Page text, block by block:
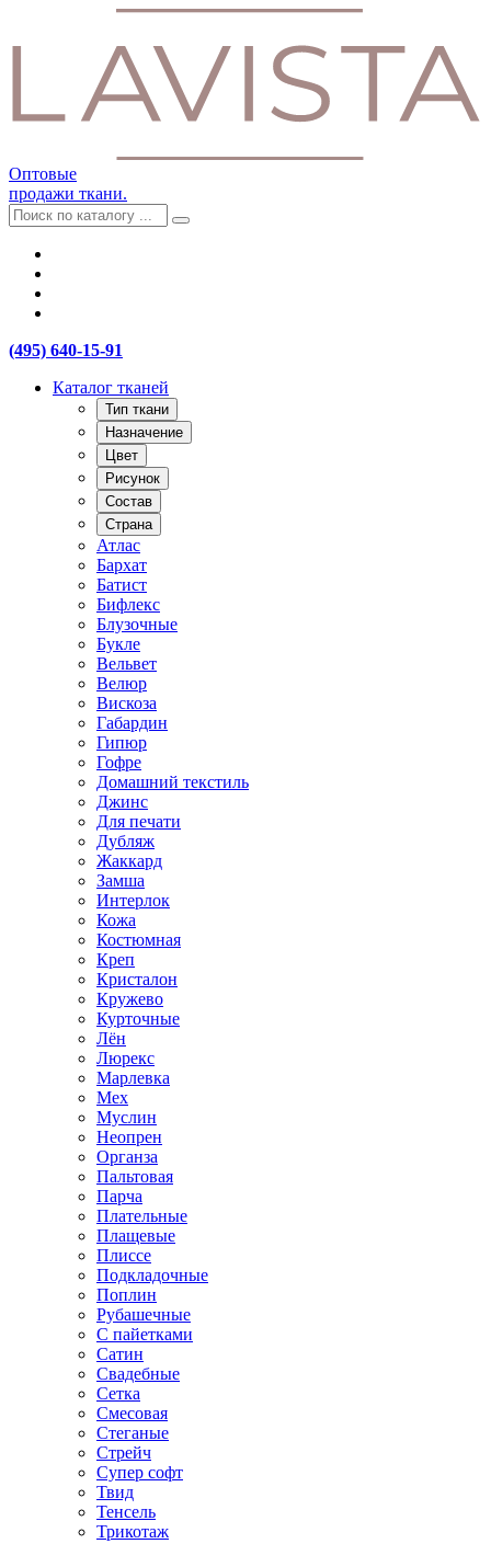
Оптовые
продажи ткани.
(495) 640-15-91
Каталог тканей
Тип ткани
Назначение
Цвет
Рисунок
Состав
Страна
Атлас
Бархат
Батист
Бифлекс
Блузочные
Букле
Вельвет
Велюр
Вискоза
Габардин
Гипюр
Гофре
Домашний текстиль
Джинс
Для печати
Дубляж
Жаккард
Замша
Интерлок
Кожа
Костюмная
Креп
Кристалон
Кружево
Курточные
Лён
Люрекс
Марлевка
Мех
Муслин
Неопрен
Органза
Пальтовая
Парча
Плательные
Плащевые
Плиссе
Подкладочные
Поплин
Рубашечные
С пайетками
Сатин
Свадебные
Сетка
Смесовая
Стеганые
Стрейч
Супер софт
Твид
Тенсель
Трикотаж